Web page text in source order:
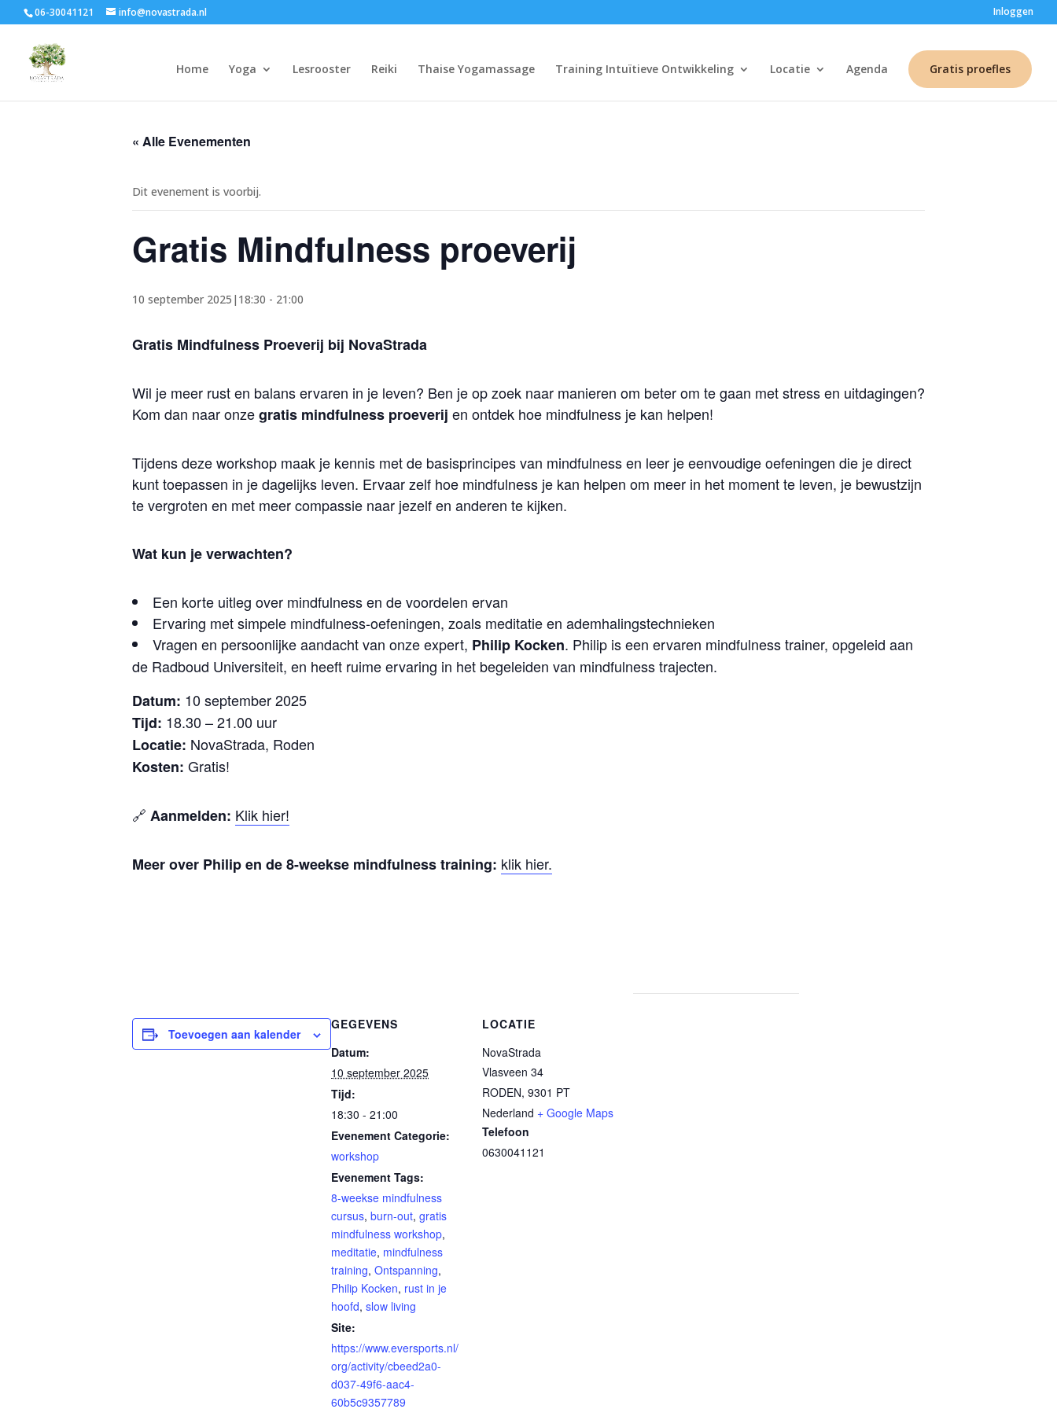
06-30041121 info@novastrada.nl Inloggen
Home Yoga Lesrooster Reiki Thaise Yogamassage Training Intuïtieve Ontwikkeling Locatie Agenda Gratis proefles
« Alle Evenementen
Dit evenement is voorbij.
Gratis Mindfulness proeverij
10 september 2025|18:30 - 21:00
Gratis Mindfulness Proeverij bij NovaStrada
Wil je meer rust en balans ervaren in je leven? Ben je op zoek naar manieren om beter om te gaan met stress en uitdagingen?
Kom dan naar onzegratis mindfulness proeverij en ontdek hoe mindfulness je kan helpen!
Tijdens deze workshop maak je kennis met de basisprincipes van mindfulness en leer je eenvoudige oefeningen die je direct
kunt toepassen in je dagelijks leven. Ervaar zelf hoe mindfulness je kan helpen om meer in het moment te leven, je bewustzijn
te vergroten en met meer compassie naar jezelf en anderen te kijken.
Wat kun je verwachten?
Een korte uitleg over mindfulness en de voordelen ervan
Ervaring met simpele mindfulness-oefeningen, zoals meditatie en ademhalingstechnieken
Vragen en persoonlijke aandacht van onze expert, Philip Kocken. Philip is een ervaren mindfulness trainer, opgeleid aan
de Radboud Universiteit, en heeft ruime ervaring in het begeleiden van mindfulness trajecten.
Datum: 10 september 2025
Tijd: 18.30 – 21.00 uur
Locatie: NovaStrada, Roden
Kosten: Gratis!
🔗 Aanmelden: Klik hier!
Meer over Philip en de 8-weekse mindfulness training: klik hier.
Toevoegen aan kalender
GEGEVENS
Datum:
10 september 2025
Tijd:
18:30 - 21:00
Evenement Categorie:
workshop
Evenement Tags:
8-weekse mindfulness
cursus, burn-out, gratis
mindfulness workshop,
meditatie, mindfulness
training, Ontspanning,
Philip Kocken, rust in je
hoofd, slow living
Site:
https://www.eversports.nl/
org/activity/cbeed2a0-
d037-49f6-aac4-
60b5c9357789
LOCATIE
NovaStrada
Vlasveen 34
RODEN, 9301 PT
Nederland + Google Maps
Telefoon
0630041121